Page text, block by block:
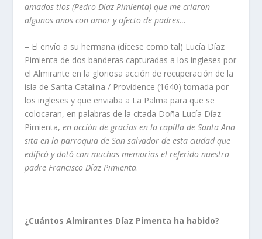
amados tí­os (Pedro Dí­az Pimienta) que me criaron
algunos años con amor y afecto de padres…
– El enví­o a su hermana (dí­cese como tal) Lucí­a Dí­az
Pimienta de dos banderas capturadas a los ingleses por
el Almirante en la gloriosa acción de recuperación de la
isla de Santa Catalina / Providence (1640) tomada por
los ingleses y que enviaba a La Palma para que se
colocaran, en palabras de la citada Doña Lucí­a Dí­az
Pimienta,en acción de gracias en la capilla de Santa Ana
sita en la parroquia de San salvador de esta ciudad que
edificó y dotó con muchas memorias el referido nuestro
padre Francisco Dí­az Pimienta.
¿Cuántos Almirantes Dí­az Pimenta ha habido?